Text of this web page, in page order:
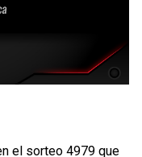
el sorteo 4979 que